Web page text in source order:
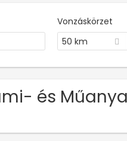
Vonzáskörzet
50 km
és